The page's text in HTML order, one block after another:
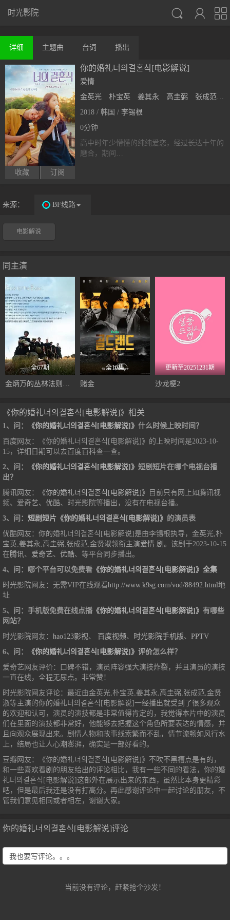



时光影院
详细 主题曲 台词 播出
收藏 订阅
你的婚礼너의결혼식[电影解说]
爱情
金英光
朴宝英 姜其永 高圭弼 张成范
2018 / 韩国 / 李锡根
0分钟
高中时年少懵懂的纯纯爱恋，经过长达十年的
磨合，期间…
来源： BF线路
电影解说
同主演
全67期 全10集
赌金
更新至20251231期
沙龙梗2
《你的婚礼너의결혼식[电影解说]》相关
1、问： 《你的婚礼너의결혼식[电影解说]》 什么时候上映时间？
百度网友：《你的婚礼너의결혼식[电影解说]》的上映时间是2023-10-
15，详细日期可以去百度百科查一查。
2、问：
《你的婚礼너의결혼식[电影解说]》 短剧短片在哪个电视台播
出？
腾讯网友：
《你的婚礼너의결혼식[电影解说]》
目前只有网上如腾讯视
频、爱奇艺、优酷、时光影院等播出，没有在电视台播。
3、问： 短剧短片《你的婚礼너의결혼식[电影解说]》 的演员表
优酷网友：你的婚礼너의결혼식[电影解说]是由李锡根执导，金英光,朴
宝英,姜其永,高圭弼,张成范,金贤淑领衔主演爱情 剧。该剧于2023-10-15
在 腾讯 、 爱奇艺、 优酷、等平台同步播出。
4、问：哪个平台可以免费看 《你的婚礼너의결혼식[电影解说]》全集
时光影院网友：无需VIP在线观看http://www.k9sg.com/vod/88492.html地
址
5、问：手机版免费在线点播 《你的婚礼너의결혼식[电影解说]》 有哪些
网站？
时光影院网友： hao123影视、 百度视频、 时光影院手机版、 PPTV
6、问：
《你的婚礼너의결혼식[电影解说]》评价怎么样？
爱奇艺网友评价：口碑不错，演员阵容强大演技炸裂，并且演员的演技
一直在线，全程无尿点。非常赞！
时光影院网友评论：最近由金英光,朴宝英,姜其永,高圭弼,张成范,金贤
淑等主演的你的婚礼너의결혼식[电影解说]一经播出就受到了很多观众
的欢迎和认可，演员的演技都是非常值得肯定的，我觉得本片中的演员
们在里面的演技都非常好，他能够去把握这个角色所要表达的情感，并
且向观众展现出来。剧情人物和故事线索繁而不乱，情节流畅如风行水
上，结局也让人心潮澎湃，确实是一部好看的。
豆瓣网友：《你的婚礼너의결혼식[电影解说]》不吹不黑槽点是有的，
和一些喜欢看剧的朋友给出的评论相比，我有一些不同的看法，你的婚
礼너의결혼식[电影解说]这部外在展示出来的东西，虽然比本身更精彩
吧，但是最后我还是没有打高分。再此感谢评论中一起讨论的朋友，不
管我们意见相同或者相左，谢谢大家。
你的婚礼너의결혼식[电影解说]评论
当前没有评论，赶紧抢个沙发！